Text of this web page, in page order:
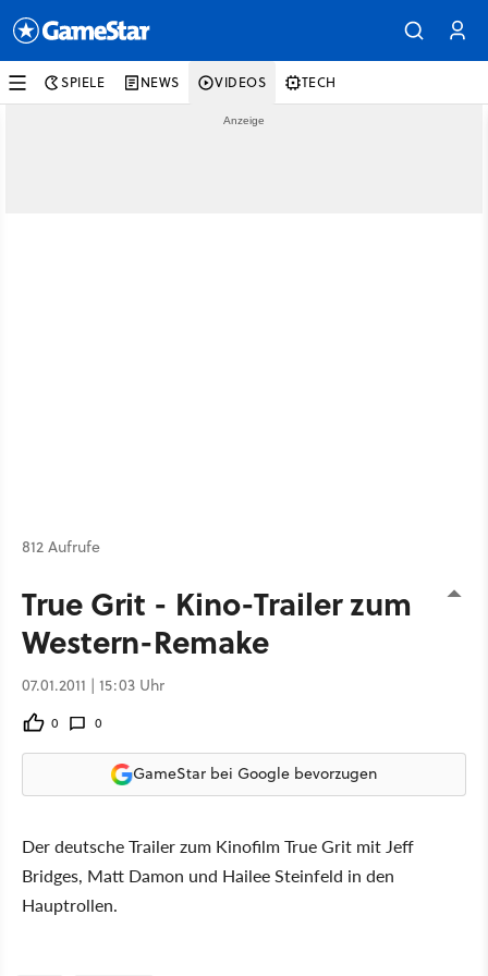
SPIELE NEWS VIDEOS TECH
812 Aufrufe
True Grit - Kino-Trailer zum
Western-Remake
07.01.2011 | 15:03 Uhr
0 0
GameStar bei Google bevorzugen
Der deutsche Trailer zum Kinofilm True Grit mit Jeff
Bridges, Matt Damon und Hailee Steinfeld in den
Hauptrollen.